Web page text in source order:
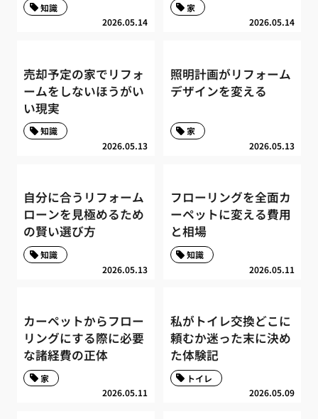
2026.05.14
知識
2026.05.14
家
売却予定の家でリフォ
ームをしないほうがい
い現実
2026.05.13
知識
照明計画がリフォーム
デザインを変える
2026.05.13
家
自分に合うリフォーム
ローンを見極めるため
の賢い選び方
2026.05.13
知識
フローリングを全面カ
ーペットに変える費用
と相場
2026.05.11
知識
カーペットからフロー
リングにする際に必要
な諸経費の正体
2026.05.11
家
私がトイレ交換どこに
頼むか迷った末に決め
た体験記
2026.05.09
トイレ